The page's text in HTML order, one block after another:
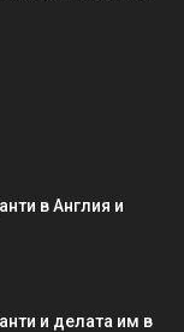
в Англия и
и делата им в